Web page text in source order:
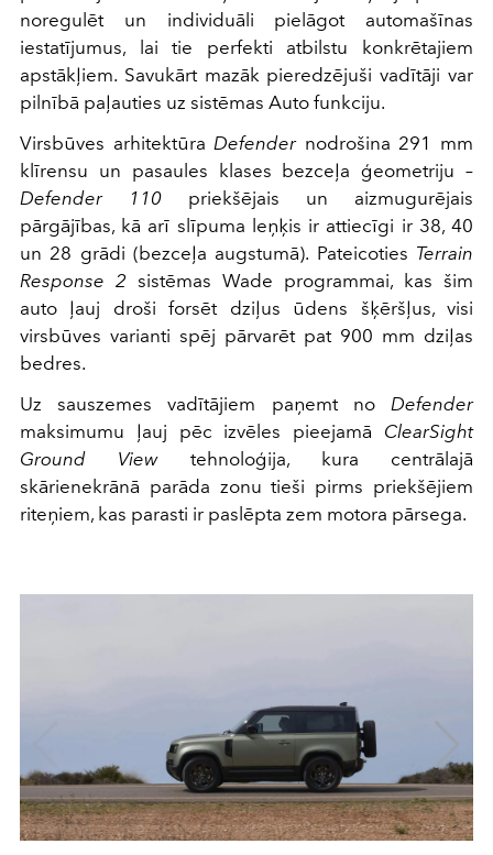
noregulēt un individuāli pielāgot automašīnas
iestatījumus, lai tie perfekti atbilstu konkrētajiem
apstākļiem. Savukārt mazāk pieredzējuši vadītāji var
pilnībā paļauties uz sistēmas Auto funkciju.
Virsbūves arhitektūraDefendernodrošina 291 mm
klīrensu un pasaules klases bezceļa ģeometriju –
Defender 110 priekšējais un aizmugurējais
pārgājības, kā arī slīpuma leņķis ir attiecīgi ir 38, 40
un 28 grādi (bezceļa augstumā). Pateicoties Terrain
Response 2 sistēmas Wade programmai, kas šim
auto ļauj droši forsēt dziļus ūdens šķēršļus, visi
virsbūves varianti spēj pārvarēt pat 900 mm dziļas
bedres.
Uz sauszemes vadītājiem paņemt no Defender
maksimumu ļauj pēc izvēles pieejamā ClearSight
Ground Viewtehnoloģija, kura centrālajā
skārienekrānā parāda zonu tieši pirms priekšējiem
riteņiem, kas parasti ir paslēpta zem motora pārsega.